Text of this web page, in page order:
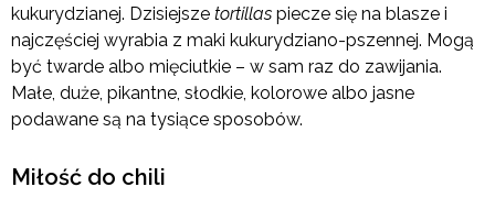
kukurydzianej. Dzisiejsze tortillas piecze się na blasze i
najczęściej wyrabia z maki kukurydziano-pszennej. Mogą
być twarde albo mięciutkie – w sam raz do zawijania.
Małe, duże, pikantne, słodkie, kolorowe albo jasne
podawane są na tysiące sposobów.
Miłość do chili